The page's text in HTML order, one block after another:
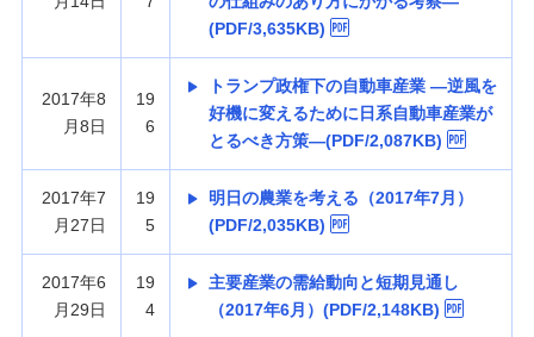
(PDF/3,635KB)
2017年8
月8日
19
6
トランプ政権下の自動車産業 —逆風を
好機に変えるために日系自動車産業が
とるべき方策—(PDF/2,087KB)
2017年7
月27日
19
5
明日の農業を考える（2017年7月）
(PDF/2,035KB)
2017年6
月29日
19
4
主要産業の需給動向と短期見通し
（2017年6月）(PDF/2,148KB)